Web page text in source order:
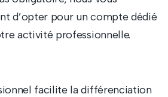
d’opter pour un compte dédié
activité professionnelle.
facilite la différenciation